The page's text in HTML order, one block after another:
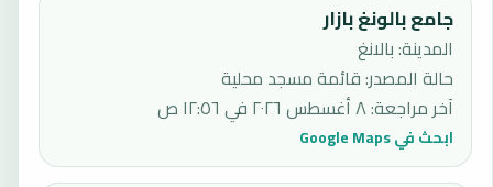
جامع بالونغ بازار
المدينة: بالانغ
حالة المصدر:قائمة مسجد محلية
آخر مراجعة:٨ أغسطس ٢٠٢٦ في ١٢:٥٦ ص
ابحث في Google Maps